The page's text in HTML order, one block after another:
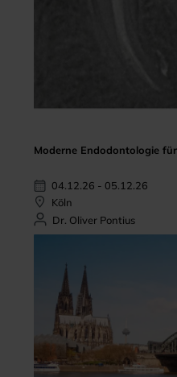
Moderne Endodontologie
04.12.26 - 05.12.26
Köln
Dr. Oliver Pontius